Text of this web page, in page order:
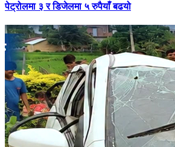
पेट्रोलमा ३ र डिजेलमा ५ रुपैयाँ बढयो